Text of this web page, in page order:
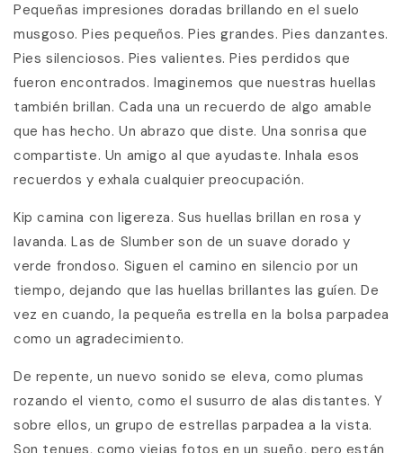
Pequeñas impresiones doradas brillando en el suelo
musgoso. Pies pequeños. Pies grandes. Pies danzantes.
Pies silenciosos. Pies valientes. Pies perdidos que
fueron encontrados. Imaginemos que nuestras huellas
también brillan. Cada una un recuerdo de algo amable
que has hecho. Un abrazo que diste. Una sonrisa que
compartiste. Un amigo al que ayudaste. Inhala esos
recuerdos y exhala cualquier preocupación.
Kip camina con ligereza. Sus huellas brillan en rosa y
lavanda. Las de Slumber son de un suave dorado y
verde frondoso. Siguen el camino en silencio por un
tiempo, dejando que las huellas brillantes las guíen. De
vez en cuando, la pequeña estrella en la bolsa parpadea
como un agradecimiento.
De repente, un nuevo sonido se eleva, como plumas
rozando el viento, como el susurro de alas distantes. Y
sobre ellos, un grupo de estrellas parpadea a la vista.
Son tenues, como viejas fotos en un sueño, pero están